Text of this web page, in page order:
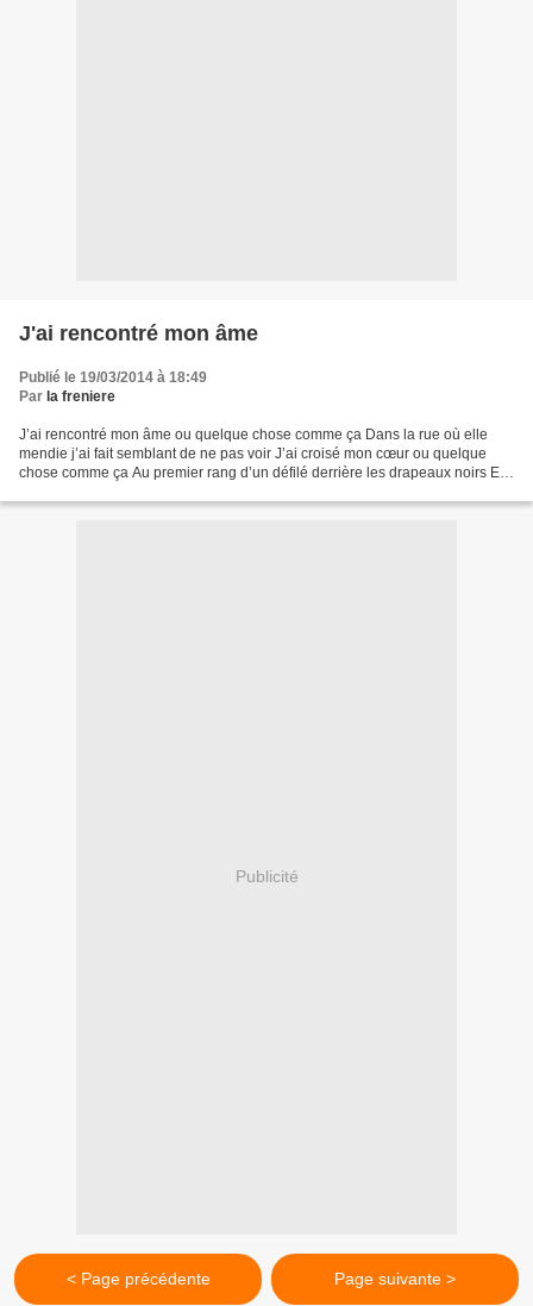
J'ai rencontré mon âme
Publié le 19/03/2014 à 18:49
Par la freniere
J’ai rencontré mon âme ou quelque chose comme ça Dans la rue où elle
mendie j’ai fait semblant de ne pas voir J’ai croisé mon cœur ou quelque
chose comme ça Au premier rang d’un défilé derrière les drapeaux noirs Et
Publicité
< Page précédente Page suivante >